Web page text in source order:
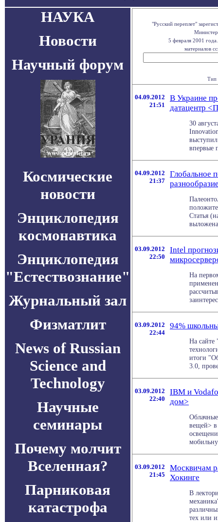
НАУКА
Новости
Научный форум
Космические
новости
Энциклопедия
космонавтика
Энциклопедия
"Естествознание"
Журнальный зал
Физматлит
News of Russian
Science and
Technology
Научные
семинары
Почему молчит
Вселенная?
Парниковая
катастрофа
"Русский переплет"
5 февраля 2001
материалов
Тип
04.09.2012
21:51
В Украине
датацентр
30
впервые
04.09.2012
21:37
Глобальное
Статья
03.09.2012
22:50
Intel
На
03.09.2012
22:44
94%
На
итоги
3.0,
03.09.2012
22:40
IBM и
дом>
вещей> в
03.09.2012
21:45
Москвичам
Хокинге
В
тех или